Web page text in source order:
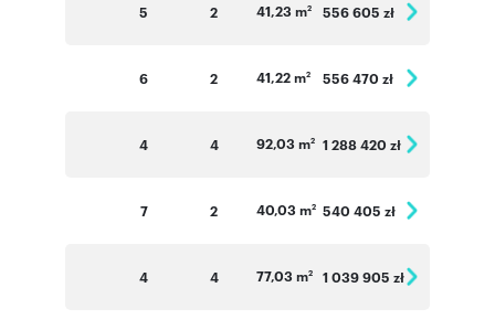
5 2 41,23 m2 556 605 zł
6 2 41,22 m2 556 470 zł
4 4 92,03 m2 1 288 420 zł
7 2 40,03 m2 540 405 zł
4 4 77,03 m2 1 039 905 zł